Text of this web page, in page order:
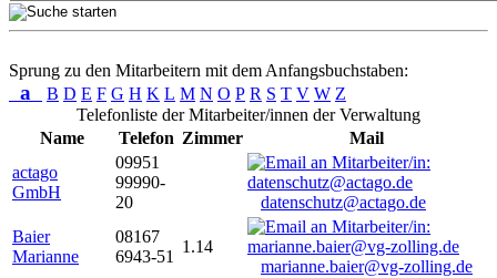
Sprung zu den Mitarbeitern mit dem Anfangsbuchstaben:
a B D E F G H K L M N O P R S T V W Z
Telefonliste der Mitarbeiter/innen der Verwaltung
Name
Telefon Zimmer
Mail
actago
GmbH
09951
99990-
20
datenschutz@actago.de
Baier
Marianne
08167
6943-51
1.14
marianne.baier@vg-zolling.de